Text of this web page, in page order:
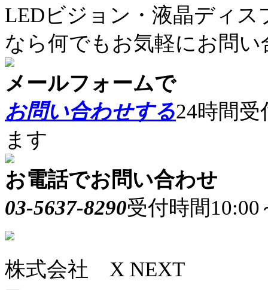
LEDビジョン・液晶ディ
なら何でもお気軽にお問
メールフォームで
お問い合わせする24時間
ます
お電話でお問い合わせ
03-5637-8290受付時間
株式会社 X NEXT